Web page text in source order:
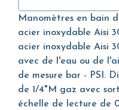
Manomètres en bain
acier inoxydable Aisi
acier inoxydable Aisi
avec de l'eau ou de
de mesure bar - PSI.
de 1/4"M gaz avec
échelle de lecture de 0